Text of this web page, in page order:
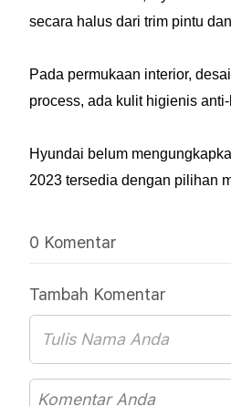
secara halus dari trim pintu
Pada permukaan interior,
process, ada kulit higienis
Hyundai belum
2023 tersedia dengan pilihan
0 Komentar
Tambah Komentar